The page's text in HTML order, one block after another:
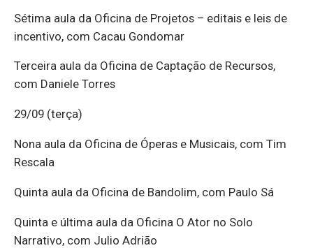
Sétima aula da Oficina de Projetos – editais e leis de
incentivo, com Cacau Gondomar
Terceira aula da Oficina de Captação de Recursos,
com Daniele Torres
29/09 (terça)
Nona aula da Oficina de Óperas e Musicais, com Tim
Rescala
Quinta aula da Oficina de Bandolim, com Paulo Sá
Quinta e última aula da Oficina O Ator no Solo
Narrativo, com Julio Adrião